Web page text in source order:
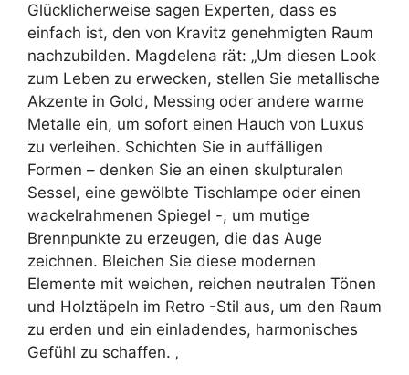
Glücklicherweise sagen Experten, dass es
einfach ist, den von Kravitz genehmigten Raum
nachzubilden. Magdelena rät: „Um diesen Look
zum Leben zu erwecken, stellen Sie metallische
Akzente in Gold, Messing oder andere warme
Metalle ein, um sofort einen Hauch von Luxus
zu verleihen. Schichten Sie in auffälligen
Formen – denken Sie an einen skulpturalen
Sessel, eine gewölbte Tischlampe oder einen
wackelrahmenen Spiegel -, um mutige
Brennpunkte zu erzeugen, die das Auge
zeichnen. Bleichen Sie diese modernen
Elemente mit weichen, reichen neutralen Tönen
und Holztäpeln im Retro -Stil aus, um den Raum
zu erden und ein einladendes, harmonisches
Gefühl zu schaffen. ‚